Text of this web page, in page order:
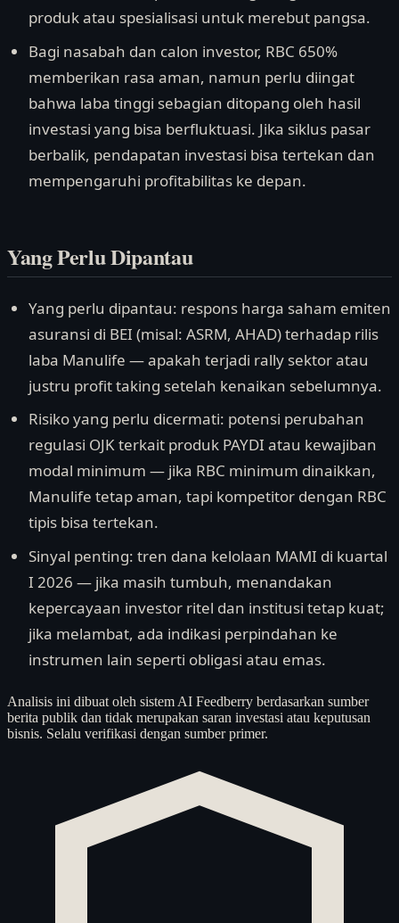
produk atau spesialisasi untuk merebut pangsa.
Bagi nasabah dan calon investor, RBC 650%
memberikan rasa aman, namun perlu diingat
bahwa laba tinggi sebagian ditopang oleh hasil
investasi yang bisa berfluktuasi. Jika siklus pasar
berbalik, pendapatan investasi bisa tertekan dan
mempengaruhi profitabilitas ke depan.
Yang Perlu Dipantau
Yang perlu dipantau: respons harga saham emiten
asuransi di BEI (misal: ASRM, AHAD) terhadap rilis
laba Manulife — apakah terjadi rally sektor atau
justru profit taking setelah kenaikan sebelumnya.
Risiko yang perlu dicermati: potensi perubahan
regulasi OJK terkait produk PAYDI atau kewajiban
modal minimum — jika RBC minimum dinaikkan,
Manulife tetap aman, tapi kompetitor dengan RBC
tipis bisa tertekan.
Sinyal penting: tren dana kelolaan MAMI di kuartal
I 2026 — jika masih tumbuh, menandakan
kepercayaan investor ritel dan institusi tetap kuat;
jika melambat, ada indikasi perpindahan ke
instrumen lain seperti obligasi atau emas.
Analisis ini dibuat oleh sistem AI Feedberry berdasarkan sumber
berita publik dan tidak merupakan saran investasi atau keputusan
bisnis. Selalu verifikasi dengan sumber primer.